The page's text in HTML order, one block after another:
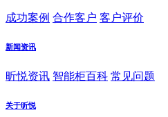
成功案例 合作客户 客户评价
新闻资讯
昕悦资讯 智能柜百科 常见问题
关于昕悦